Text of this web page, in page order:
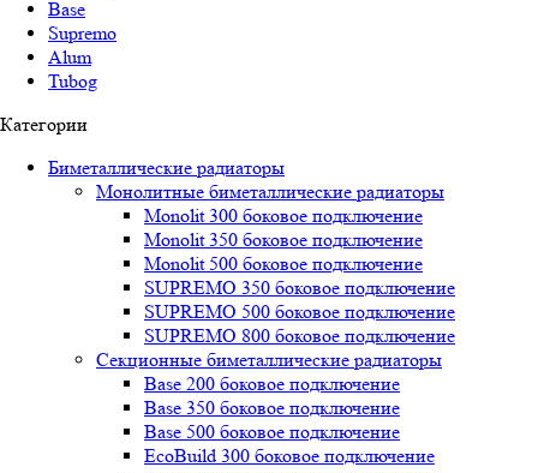
Base
Supremo
Alum
Tubog
Категории
Биметаллические радиаторы
Монолитные биметаллические радиаторы
Mоnоlit 300 боковое подключение
Mоnоlit 350 боковое подключение
Mоnоlit 500 боковое подключение
SUРREMО 350 боковое подключение
SUРREMО 500 боковое подключение
SUРREMО 800 боковое подключение
Секционные биметаллические радиаторы
Base 200 боковое подключение
Base 350 боковое подключение
Base 500 боковое подключение
EcoBuild 300 боковое подключение